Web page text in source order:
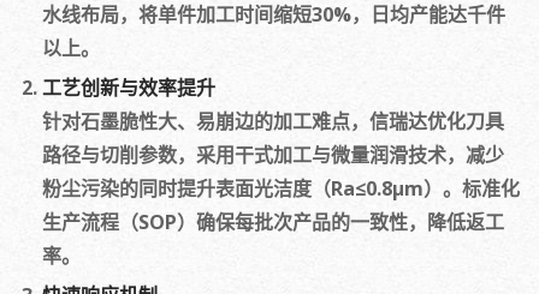
水线布局，将单件加工时间缩短30%，日均产能达千件
以上。
工艺创新与效率提升
针对石墨脆性大、易崩边的加工难点，信瑞达优化刀具
路径与切削参数，采用干式加工与微量润滑技术，减少
粉尘污染的同时提升表面光洁度（Ra≤0.8μm）。标准化
生产流程（SOP）确保每批次产品的一致性，降低返工
率。